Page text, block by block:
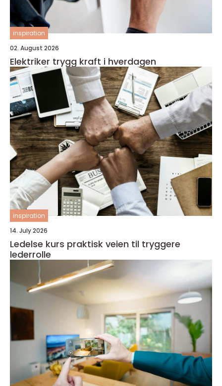
inspiration
02. August 2026
Elektriker trygg kraft i hverdagen
inspiration
14. July 2026
Ledelse kurs praktisk veien til tryggere
lederrolle